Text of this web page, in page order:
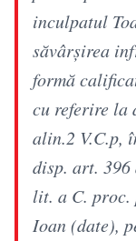
inculpatul
săvârşirea
formă
cu referire la
alin.2 V.C.p,
disp. art.
lit. a C. proc.
Ioan (date),